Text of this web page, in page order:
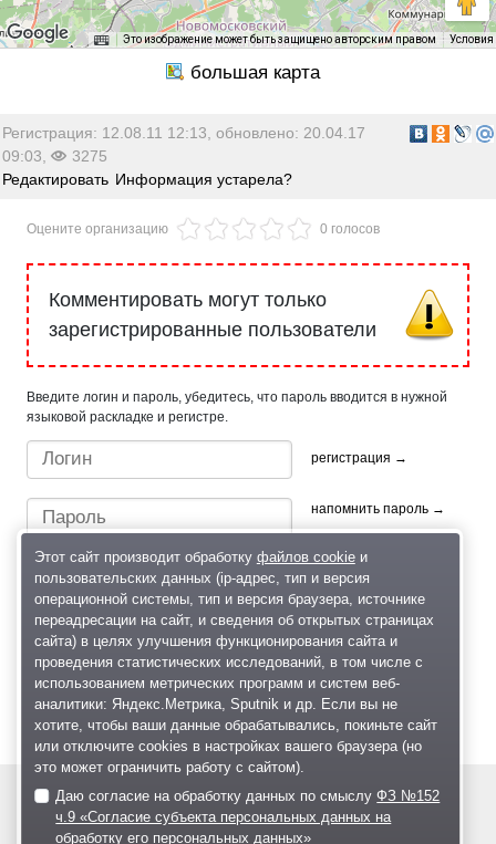
Это изображение может быть защищено авторским правом Условия
Регистрация: 12.08.11 12:13, обновлено: 20.04.17
09:03,
3275
Редактировать Информация устарела?
Оцените организацию 0 голосов
Комментировать могут только
зарегистрированные пользователи
Введите логин и пароль, убедитесь, что пароль вводится в нужной
языковой раскладке и регистре.
регистрация →
напомнить пароль →
Быстрый вход/регистрация, используя профиль в:
© 2004—2026
Этот сайт производит обработку файлов cookieи
пользовательских данных (ip-адрес, тип и версия
операционной системы, тип и версия браузера, источнике
переадресации на сайт, и сведения об открытых страницах
сайта) в целях улучшения функционирования сайта и
проведения статистических исследований, в том числе с
использованием метрических программ и систем веб-
аналитики: Яндекс.Метрика, Sputnik и др. Если вы не
хотите, чтобы ваши данные обрабатывались, покиньте сайт
или отключите cookies в настройках вашего браузера (но
это может ограничить работу с сайтом).
Даю согласие на обработку данных по смыслуФЗ №152
ч.9 «Согласие субъекта персональных данных на
обработку его персональных данных»